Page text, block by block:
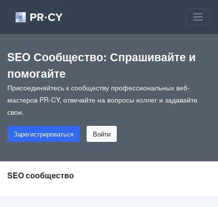
SEO Сообщество: Спрашивайте и
помогайте
Присоединяйтесь к сообществу профессиональных веб-
мастеров PR-CY, отвечайте на вопросы коллег и задавайте
свои.
Зарегистрироваться Войти
SEO сообщество